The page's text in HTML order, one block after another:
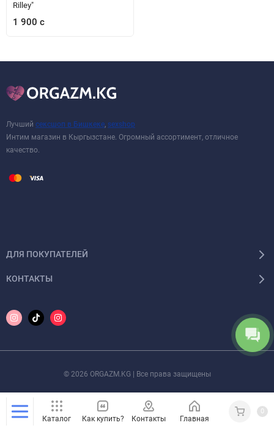
Rilley"
1 900 с
Лучший сексшоп в Бишкеке, sexshop
Интим магазин в Кыргызстане. Огромный ассортимент, отличное
качество.
ДЛЯ ПОКУПАТЕЛЕЙ
КОНТАКТЫ
© 2026 ORGAZM.KG | Все права защищены
Каталог Как купить? Контакты Главная Кабинет
0